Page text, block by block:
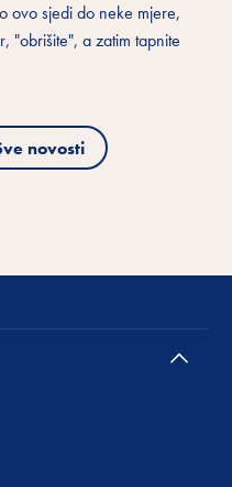
ovo sjedi do neke mjere,
"obrišite", a zatim tapnite
novosti